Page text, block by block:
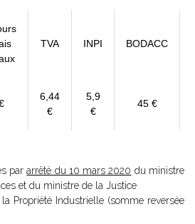
TVA INPI BODACC
6,44
€
5,9
€
45 €
pararrêté du 10 mars 2020 du ministre
et du ministre de la Justice
Propriété Industrielle (somme reversée